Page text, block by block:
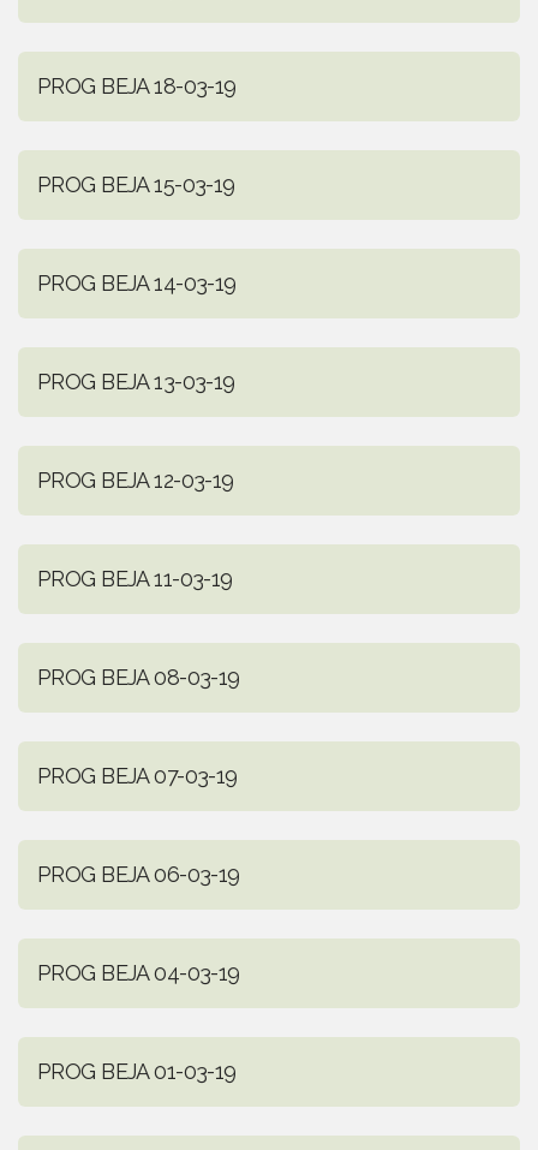
PROG BEJA 18-03-19
PROG BEJA 15-03-19
PROG BEJA 14-03-19
PROG BEJA 13-03-19
PROG BEJA 12-03-19
PROG BEJA 11-03-19
PROG BEJA 08-03-19
PROG BEJA 07-03-19
PROG BEJA 06-03-19
PROG BEJA 04-03-19
PROG BEJA 01-03-19